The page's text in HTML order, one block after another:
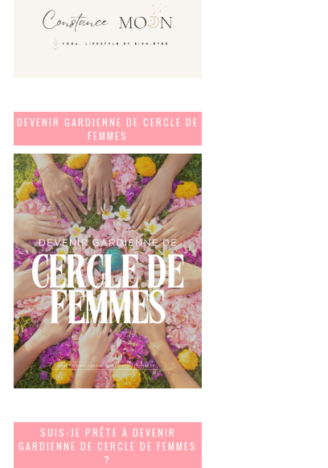
DEVENIR GARDIENNE DE CERCLE DE
FEMMES
SUIS-JE PRÊTE À DEVENIR
GARDIENNE DE CERCLE DE FEMMES
?